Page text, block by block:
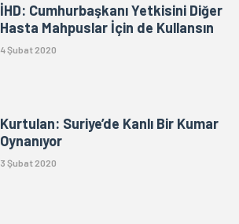
İHD: Cumhurbaşkanı Yetkisini Diğer
Hasta Mahpuslar İçin de Kullansın
4 Şubat 2020
Kurtulan: Suriye’de Kanlı Bir Kumar
Oynanıyor
3 Şubat 2020